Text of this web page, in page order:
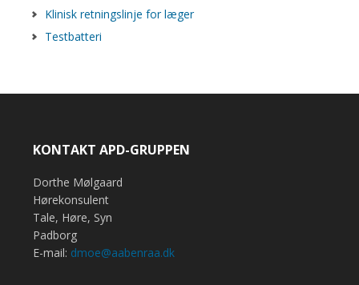
Klinisk retningslinje for læger
Testbatteri
KONTAKT APD-GRUPPEN
Dorthe Mølgaard
Hørekonsulent
Tale, Høre, Syn
Padborg
E-mail: dmoe@aabenraa.dk